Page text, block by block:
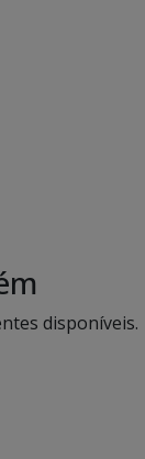
disponíveis.